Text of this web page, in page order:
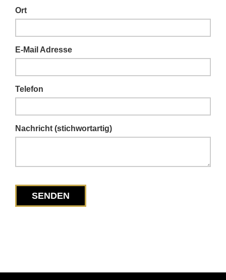
Ort
E-Mail Adresse
Telefon
Nachricht (stichwortartig)
SENDEN